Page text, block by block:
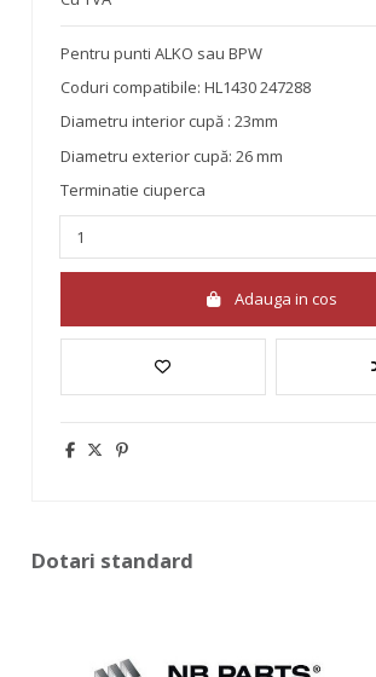
Pentru punti ALKO sau BPW
Coduri compatibile: HL1430 247288
Diametru interior cupă : 23mm
Diametru exterior cupă: 26 mm
Terminatie ciuperca
Adauga in cos
Dotari standard